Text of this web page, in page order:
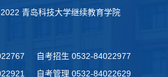
青岛科技大学继续教育学院
自考招生 0532-84022977
自考管理 0532-84022629